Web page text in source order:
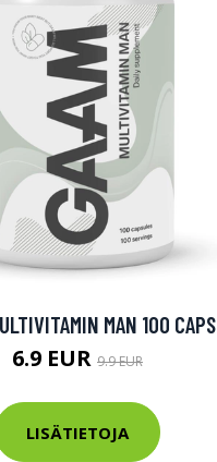
MAN 100 CAPS
6.9 EUR 9.9 EUR
LISÄTIETOJA